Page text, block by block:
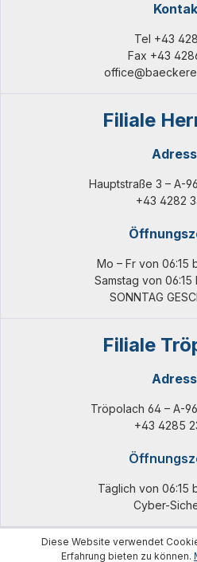
Tel +43
Fax +43
Filiale
Hauptstraße 3 – A-
+43 4282
Mo – Fr von 06:15
Samstag von 06:15
SONNTAG
Filiale
Tröpolach 64 – A-
+43 4285
Täglich von 06:15
Cyber-
Diese Website verwendet
Erfahrung bieten zu können.